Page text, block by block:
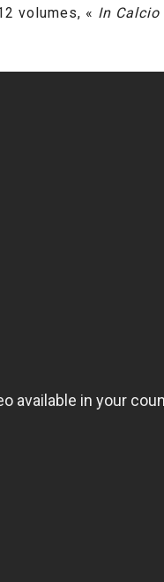
volumes, « In Calcio